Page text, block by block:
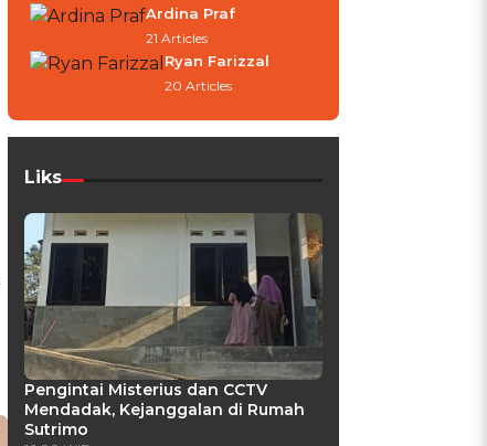
Ardina Praf
21 Articles
Ryan Farizzal
20 Articles
Liks
Pengintai Misterius dan CCTV
Mendadak, Kejanggalan di Rumah
Sutrimo